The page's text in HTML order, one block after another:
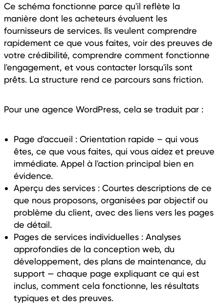
Ce schéma fonctionne parce qu'il reflète la
manière dont les acheteurs évaluent les
fournisseurs de services. Ils veulent comprendre
rapidement ce que vous faites, voir des preuves de
votre crédibilité, comprendre comment fonctionne
l'engagement, et vous contacter lorsqu'ils sont
prêts. La structure rend ce parcours sans friction.
Pour une agence WordPress, cela se traduit par :
Page d'accueil : Orientation rapide – qui vous
êtes, ce que vous faites, qui vous aidez et preuve
immédiate. Appel à l'action principal bien en
évidence.
Aperçu des services : Courtes descriptions de ce
que nous proposons, organisées par objectif ou
problème du client, avec des liens vers les pages
de détail.
Pages de services individuelles : Analyses
approfondies de la conception web, du
développement, des plans de maintenance, du
support — chaque page expliquant ce qui est
inclus, comment cela fonctionne, les résultats
typiques et des preuves.